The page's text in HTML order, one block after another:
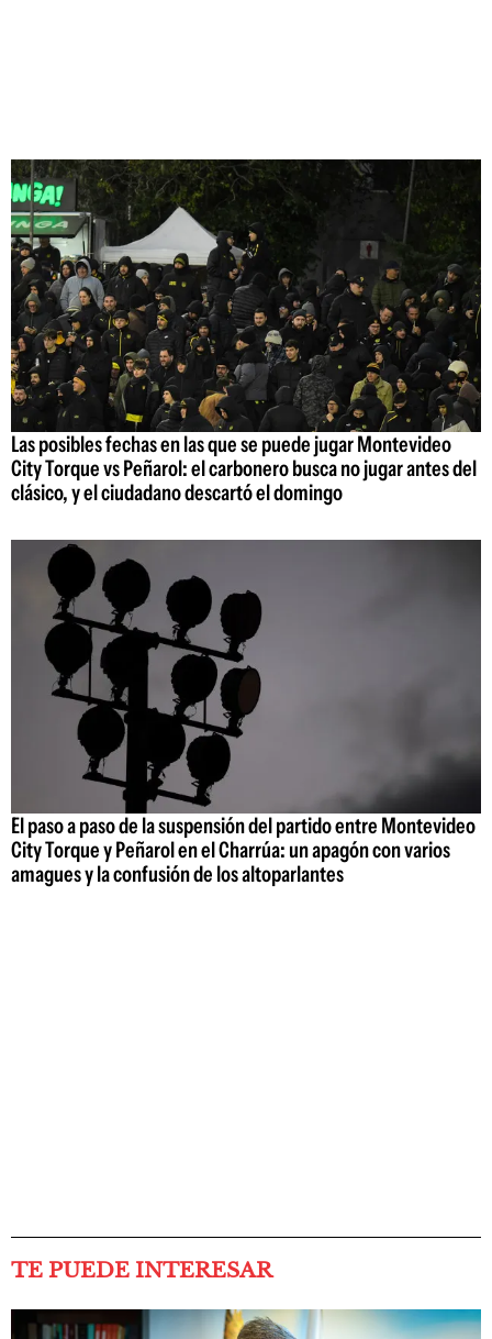
Las posibles fechas en las que se puede jugar Montevideo
City Torque vs Peñarol: el carbonero busca no jugar antes del
clásico, y el ciudadano descartó el domingo
El paso a paso de la suspensión del partido entre Montevideo
City Torque y Peñarol en el Charrúa: un apagón con varios
amagues y la confusión de los altoparlantes
TE PUEDE INTERESAR